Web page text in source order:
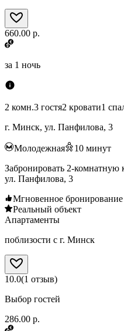
660.00 р.
за 1 ночь
2 комн.3 гостя2 кровати1
г. Минск, ул. Панфилова, 3
Молодежная 10 минут
Забронировать 2-комнатную
ул. Панфилова, 3
Мгновенное бронирование
Реальный объект
Апартаменты
поблизости с г. Минск
10.0(1 отзыв)
Выбор гостей
286.00 р.